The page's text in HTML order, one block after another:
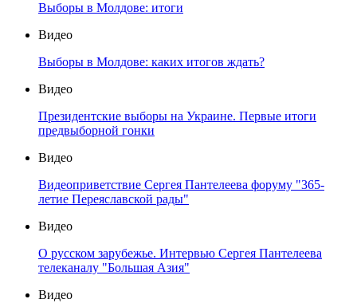
Выборы в Молдове: итоги
Видео
Выборы в Молдове: каких итогов ждать?
Видео
Президентские выборы на Украине. Первые итоги
предвыборной гонки
Видео
Видеоприветствие Сергея Пантелеева форуму "365-
летие Переяславской рады"
Видео
О русском зарубежье. Интервью Сергея Пантелеева
телеканалу "Большая Азия"
Видео